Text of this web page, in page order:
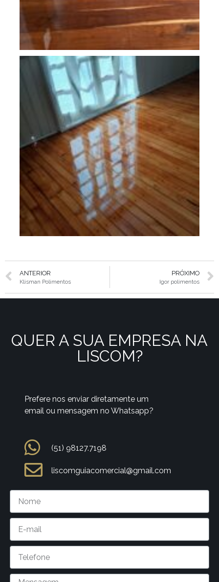
ANTERIOR
Klisman Polimentos
PRÓXIMO
Igor polimentos
QUER A SUA EMPRESA NA
LISCOM?
Prefere nos enviar diretamente um
email ou mensagem no Whatsapp?
(51) 98127.7198
liscomguiacomercial@gmail.com